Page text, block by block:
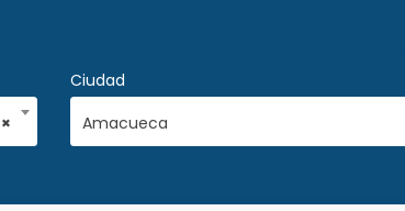
×
Ciudad
Amacueca